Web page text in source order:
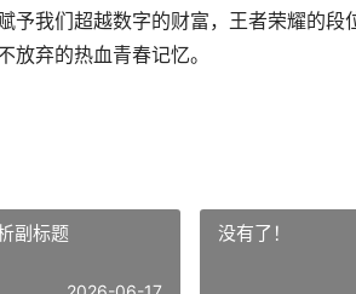
予我们超越数字的财富，王者荣耀的段
放弃的热血青春记忆。
副标题 没有了！